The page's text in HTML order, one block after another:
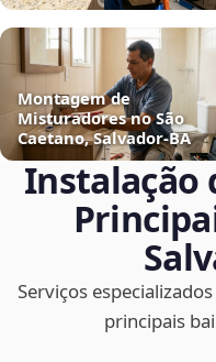
Montagem de
Misturadores no São
Caetano, Salvador‑BA
Instalação
Serviços
principais